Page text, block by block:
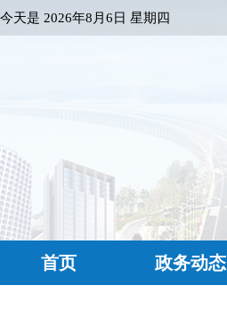
今天是 2026年8月6日 星期四
首页 政务动态